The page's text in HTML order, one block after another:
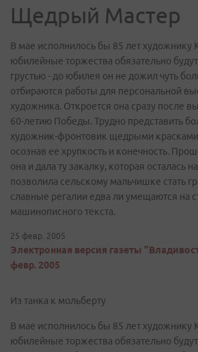
Щедрый Мастер
В мае исполнилось бы 85 лет
юбилейные торжества обязательно
грустью - до юбилея он не дожил чуть
отбираются работы для персональной
художника. Откроется она сразу после
60-летию Победы. Трудно представить
художник-фронтовик щедрыми
осознав ее хрупкость и конечность.
она и дала ту закалку, которая осталась
позволила сельскому мальчишке стать
славные регалии едва ли умещаются на
машинописного текста.
25 февр. 2005
Электронная версия газеты
февр. 2005
Из танка к мольберту
В мае исполнилось бы 85 лет
юбилейные торжества обязательно